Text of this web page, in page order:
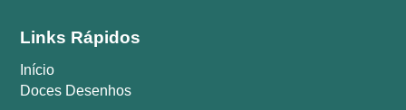
Links Rápidos
Início
Doces Desenhos